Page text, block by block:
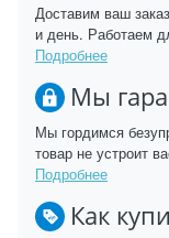
Доставим ваш
и день. Работаем
Подробнее
Мы
Мы гордимся
товар не устроит
Подробнее
Как